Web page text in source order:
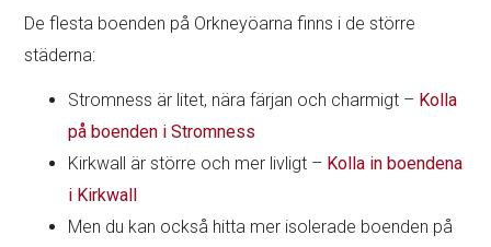
De flesta boenden på Orkneyöarna finns i de större
städerna:
Stromness är litet, nära färjan och charmigt – Kolla
på boenden i Stromness
Kirkwall är större och mer livligt – Kolla in boendena
i Kirkwall
Men du kan också hitta mer isolerade boenden på